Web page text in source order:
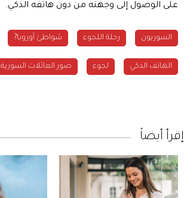
على الوصول إلى وجهته من دون هاتفه الذكي.
السوريون رحلة اللجوء شواطئ أوروبا?
الهاتف الذكي لجوء صور العائلات السورية
إقرأ أيضاً